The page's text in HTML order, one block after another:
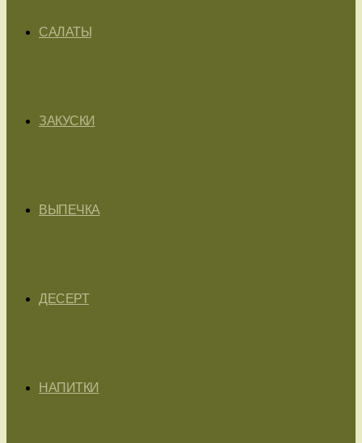
САЛАТЫ
ЗАКУСКИ
ВЫПЕЧКА
ДЕСЕРТ
НАПИТКИ